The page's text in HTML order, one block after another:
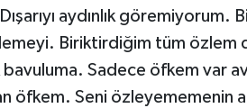
aydınlık göremiyorum.
Biriktirdiğim tüm özlem
bavuluma. Sadece öfkem var
öfkem. Seni özleyememenin